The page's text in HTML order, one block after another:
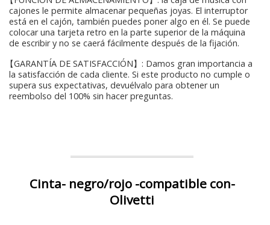
cajones le permite almacenar pequeñas joyas. El interruptor
está en el cajón, también puedes poner algo en él. Se puede
colocar una tarjeta retro en la parte superior de la máquina
de escribir y no se caerá fácilmente después de la fijación.
【GARANTÍA DE SATISFACCIÓN】: Damos gran importancia a
la satisfacción de cada cliente. Si este producto no cumple o
supera sus expectativas, devuélvalo para obtener un
reembolso del 100% sin hacer preguntas.
Cinta- negro/rojo -compatible con-
Olivetti